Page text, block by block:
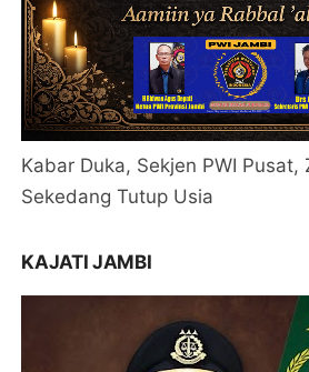
Kabar Duka, Sekjen PWI Pusat,
Sekedang Tutup Usia
KAJATI JAMBI